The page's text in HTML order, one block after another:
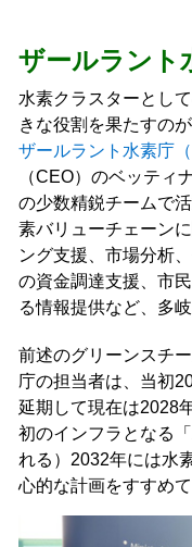
ザールラント
水素クラスターとし
きな役割を果たすの
ザールラント水素庁（
（CEO）のベッティ
の少数精鋭チームで
素バリューチェーン
ング支援、市場分析
の資金調達支援、市
る情報提供など、多岐
前述のグリーンスチ
庁の担当者は、当初
延期して現在は2028
初のインフラとなる
れる）2032年には水
心的な計画をすすめ